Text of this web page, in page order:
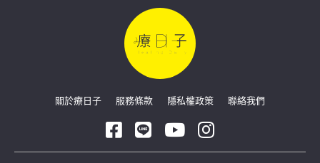
關於療日子 服務條款 隱私權政策 聯絡我們